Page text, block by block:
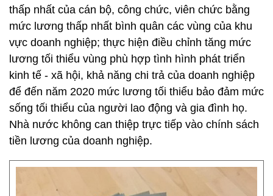
thấp nhất của cán bộ, công chức, viên chức bằng
mức lương thấp nhất bình quân các vùng của khu
vực doanh nghiệp; thực hiện điều chỉnh tăng mức
lương tối thiểu vùng phù hợp tình hình phát triển
kinh tế - xã hội, khả năng chi trả của doanh nghiệp
để đến năm 2020 mức lương tối thiểu bảo đảm mức
sống tối thiểu của người lao động và gia đình họ.
Nhà nước không can thiệp trực tiếp vào chính sách
tiền lương của doanh nghiệp.